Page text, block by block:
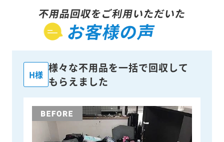
不用品回収をご利用いただいた
お客様の声
H様
様々な不用品を一括で回収して
もらえました